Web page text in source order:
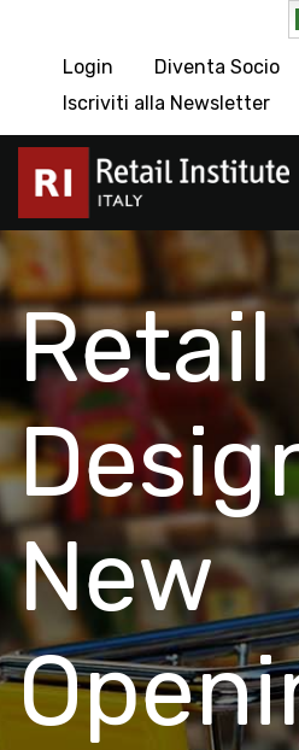
Login
Diventa Socio
Iscriviti alla Newsletter
Retail
New